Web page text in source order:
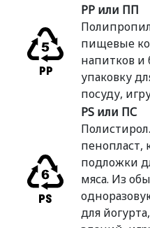
PP или ПП
пищевые
напитков
упаковку
посуду,
PS или ПС
пенопласт,
подложки
мяса. Из
для